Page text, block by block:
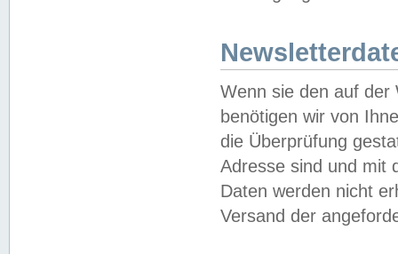
Wenn sie den auf der
benötigen wir von
die Überprüfung
Adresse sind und mit
Daten werden nicht
Versand der